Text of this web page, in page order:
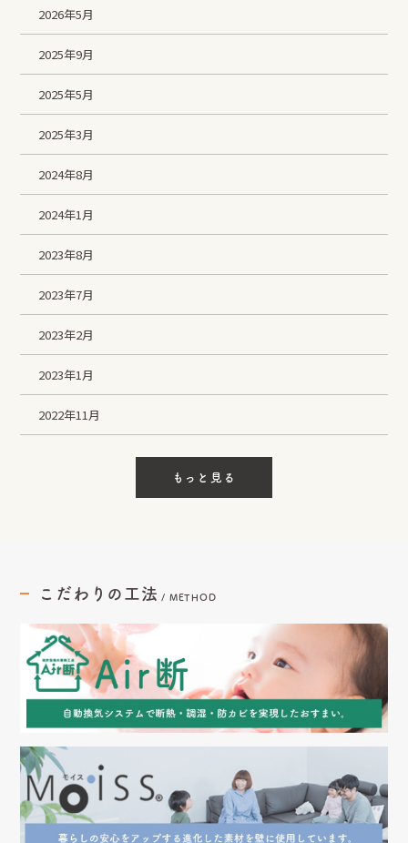
2026年5月
2025年9月
2025年5月
2025年3月
2024年8月
2024年1月
2023年8月
2023年7月
2023年2月
2023年1月
2022年11月
もっと見る
こだわりの工法 / METHOD